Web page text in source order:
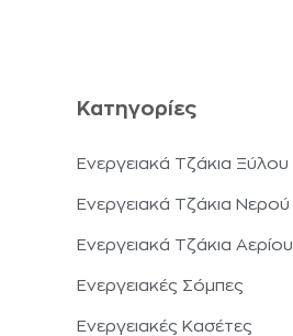
Κατηγορίες
Ενεργειακά Τζάκια Ξύλου
Ενεργειακά Τζάκια Νερού
Ενεργειακά Τζάκια Αερίου
Ενεργειακές Σόμπες
Ενεργειακές Κασέτες